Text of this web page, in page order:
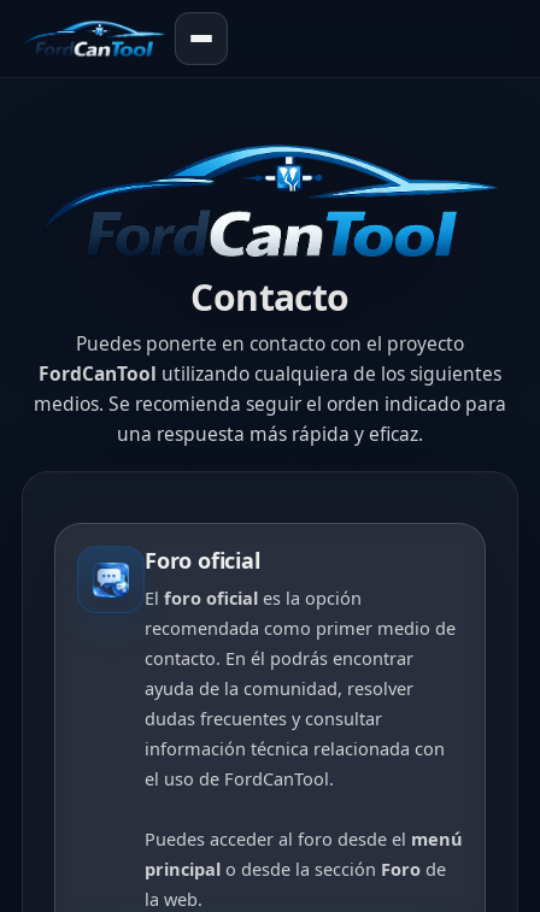
Contacto
Puedes ponerte en contacto con el proyecto
FordCanTool utilizando cualquiera de los siguientes
medios. Se recomienda seguir el orden indicado para
una respuesta más rápida y eficaz.
Foro oficial
El foro oficiales la opción
recomendada como primer medio de
contacto. En él podrás encontrar
ayuda de la comunidad, resolver
dudas frecuentes y consultar
información técnica relacionada con
el uso de FordCanTool.
Puedes acceder al foro desde el menú
principalo desde la sección Forode
la web.